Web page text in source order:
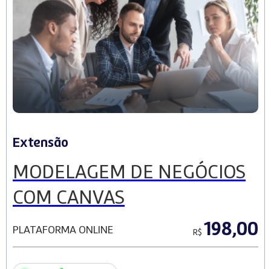
Extensão
MODELAGEM DE NEGÓCIOS
COM CANVAS
PLATAFORMA ONLINE R$ 198,00